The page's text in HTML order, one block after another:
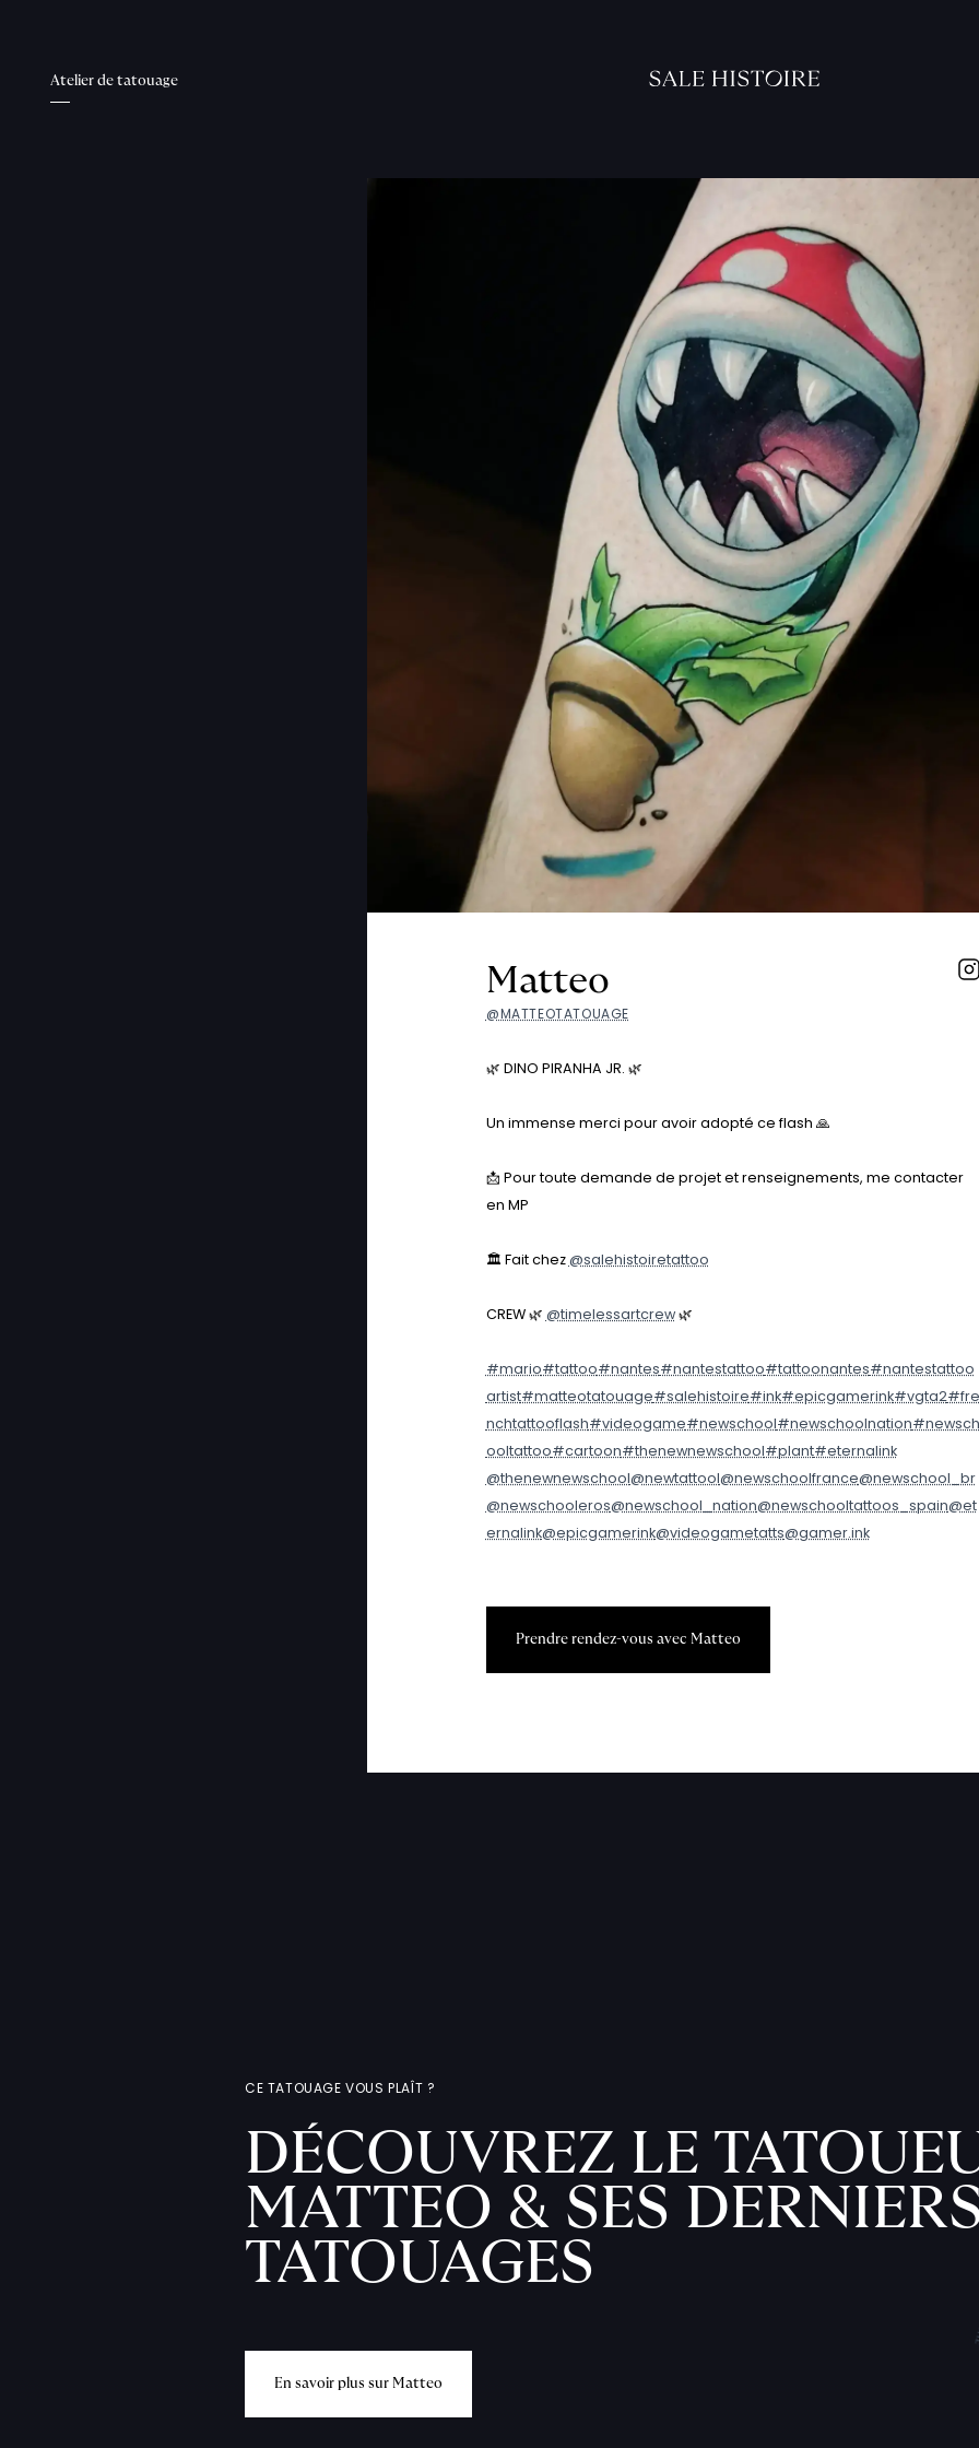
Atelier de tatouage
Matteo
@MATTEOTATOUAGE
🌿 DINO PIRANHA JR. 🌿
Un immense merci pour avoir adopté ce flash 🙏
📩 Pour toute demande de projet et renseignements, me contacter
en MP
🏛 Fait chez@salehistoiretattoo
CREW 🌿 @timelessartcrew🌿
#mario#tattoo#nantes#nantestattoo#tattoonantes#nantestattoo
artist#matteotatouage#salehistoire#ink#epicgamerink#vgta2#fre
nchtattooflash#videogame#newschool#newschoolnation#newsch
ooltattoo#cartoon#thenewnewschool#plant#eternalink
@thenewnewschool@newtattool@newschoolfrance@newschool_br
@newschooleros@newschool_nation@newschooltattoos_spain@et
ernalink@epicgamerink@videogametatts@gamer.ink
Prendre rendez-vous avec Matteo
CE TATOUAGE VOUS PLAÎT ?
DÉCOUVREZ LE
MATTEO & SES
TATOUAGES
En savoir plus sur Matteo